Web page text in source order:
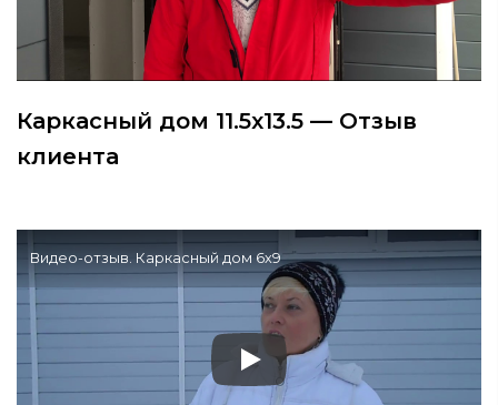
Каркасный дом 11.5х13.5 — Отзыв
клиента
Видео-отзыв. Каркасный дом 6х9